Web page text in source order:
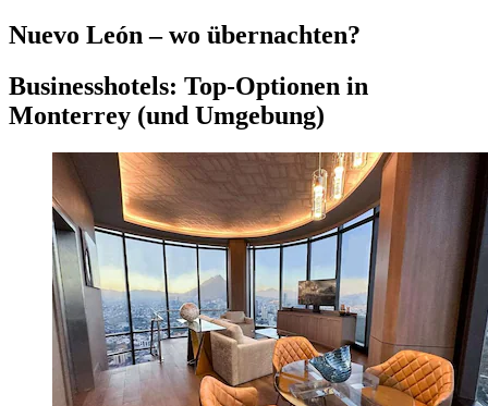
Nuevo León – wo übernachten?
Businesshotels: Top-Optionen in
Monterrey (und Umgebung)